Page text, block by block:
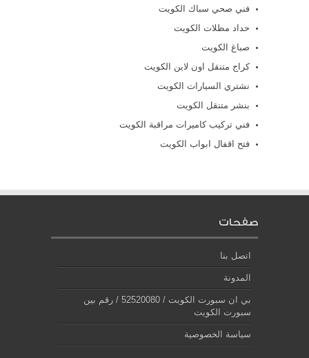
فني صحي سباك الكويت
حداد مظلات الكويت
صباغ الكويت
كراج متنقل اون لاين الكويت
نشتري السيارات الكويت
بنشر متنقل الكويت
فني تركيب كاميرات مراقبة الكويت
فتح اقفال ابواب الكويت
صفحات
اتصل بنا
المدونة
بي ان سبورت الكويت / 52520080 / رقم بين
سبورت الكويت
سياسة الخصوصية